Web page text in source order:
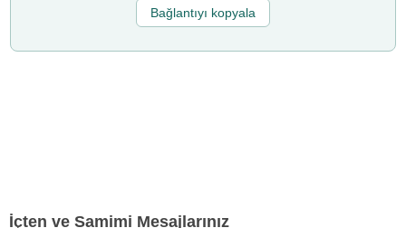
Bağlantıyı kopyala
İçten ve Samimi Mesajlarınız